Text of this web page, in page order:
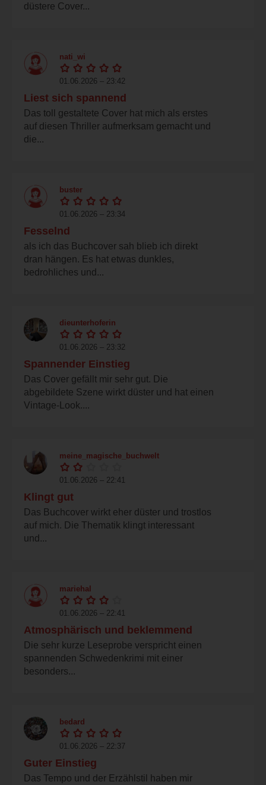
düstere Cover...
nati_wi
01.06.2026 – 23:42
Liest sich spannend
Das toll gestaltete Cover hat mich als erstes
auf diesen Thriller aufmerksam gemacht und
die...
buster
01.06.2026 – 23:34
Fesselnd
als ich das Buchcover sah blieb ich direkt
dran hängen. Es hat etwas dunkles,
bedrohliches und...
dieunterhoferin
01.06.2026 – 23:32
Spannender Einstieg
Das Cover gefällt mir sehr gut. Die
abgebildete Szene wirkt düster und hat einen
Vintage-Look....
meine_magische_buchwelt
01.06.2026 – 22:41
Klingt gut
Das Buchcover wirkt eher düster und trostlos
auf mich. Die Thematik klingt interessant
und...
mariehal
01.06.2026 – 22:41
Atmosphärisch und beklemmend
Die sehr kurze Leseprobe verspricht einen
spannenden Schwedenkrimi mit einer
besonders...
bedard
01.06.2026 – 22:37
Guter Einstieg
Das Tempo und der Erzählstil haben mir